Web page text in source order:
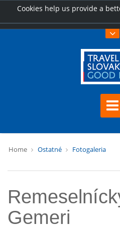
Cookies help us provide a
Home Ostatné Fotogaleria
Gemeri